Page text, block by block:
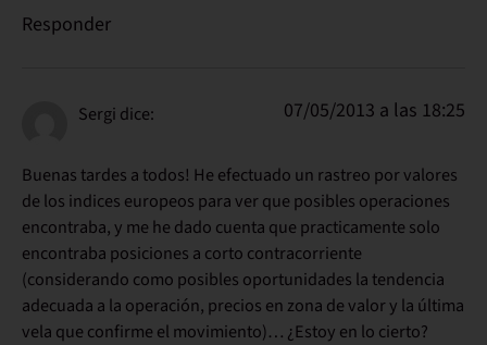
Responder
Sergi dice: 07/05/2013 a las 18:25
Buenas tardes a todos! He efectuado un rastreo por valores
de los indices europeos para ver que posibles operaciones
encontraba, y me he dado cuenta que practicamente solo
encontraba posiciones a corto contracorriente
(considerando como posibles oportunidades la tendencia
adecuada a la operación, precios en zona de valor y la última
vela que confirme el movimiento)… ¿Estoy en lo cierto?